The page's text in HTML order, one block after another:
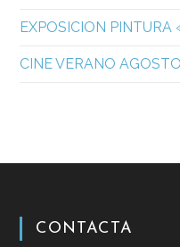
EXPOSICION
CINE VERANO
CONTACTA